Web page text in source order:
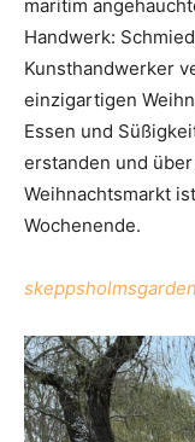
maritim
Handwerk:
Kunsthandwerker
einzigartigen
Essen und
erstanden und
Weihnachtsmarkt
Wochenende.